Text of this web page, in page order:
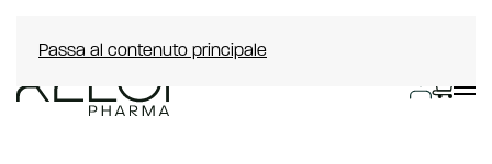
Passa al contenuto principale